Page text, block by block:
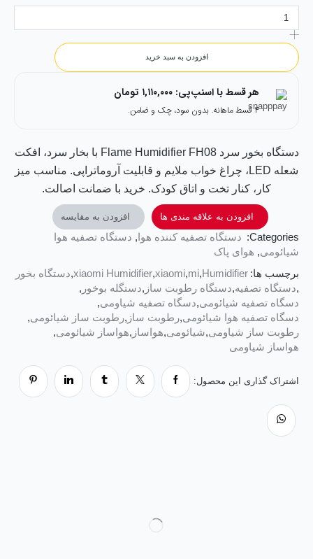
افزودن به سبد خرید
هر قسط با اسنپ‌پی: ۱,۱۱۰,۰۰۰ تومان
۴ قسط ماهانه. بدون سود، چک و ضامن.
دستگاه بخور سرد Flame Humidifier FH08 با بخار سرد، افکت
شعله LED، چراغ خواب ملایم و قابلیت آروماتراپی. مناسب میز
کار، کنار تخت و اتاق کودک. خرید با ضمانت اصالت.
افزودن به علاقه مندی ها افزودن به مقایسه
Categories: دستگاه تصفیه کننده هوا , دستگاه تصفیه هوا
شیائومی, هوای پاک
برچسب ها: Humidifier
,
mi
,
xiaomi
,
xiaomi Humidifier
,دستگاه بخور
,دستگاه تصفیه,دستگاه رطوبت ساز ,دستگله بوخور ,
دسگاه تصفیه شیائومی,دسگاه تصفیه شیاومی,
دسگاه تصفیه هوا شیائومی,رطوبت ساز ,رطوبت ساز شیائومی,
رطوبت ساز شیاومی,شیائومی,هواساز ,هواساز شیائومی,
هواساز شیاومی
اشتراک گذاری این محصول: